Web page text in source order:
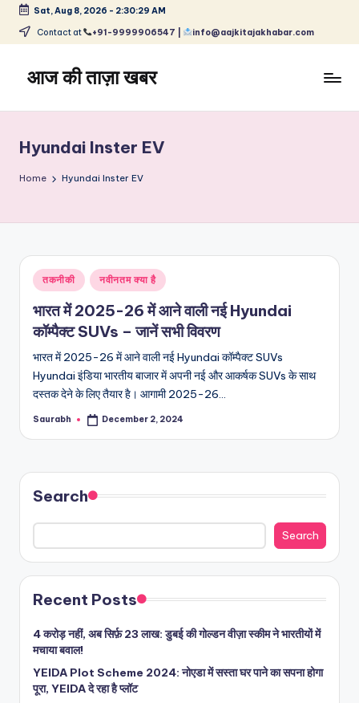
Skip
content
Sat, Aug 8, 2026 - 2:30:29 AM
Contact at +91-9999906547 | info@aajkitajakhabar.com
आज की ताज़ा खबर
ताज़ा
समाचार
–
और
विश्व
Hyundai Inster EV
Home Hyundai Inster EV
Posted
in
तकनीकी नवीनतम क्या है
भारत में 2025-26 में आने वाली नई Hyundai
कॉम्पैक्ट SUVs – जानें सभी विवरण
भारत में 2025-26 में आने वाली नई Hyundai कॉम्पैक्ट SUVs
Hyundai इंडिया भारतीय बाजार में अपनी नई और आकर्षक SUVs के साथ
दस्तक देने के लिए तैयार है। आगामी 2025-26…
Posted
Saurabh December 2, 2024
Search
Search
Recent Posts
4 करोड़ नहीं, अब सिर्फ़ 23 लाख: डुबई की गोल्डन वीज़ा स्कीम ने भारतीयों में
मचाया बवाल!
YEIDA Plot Scheme 2024: नोएडा में सस्ता घर पाने का सपना होगा
पूरा, YEIDA दे रहा है प्लॉट